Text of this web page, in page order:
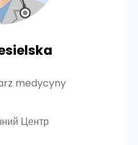
medycyny
Центр